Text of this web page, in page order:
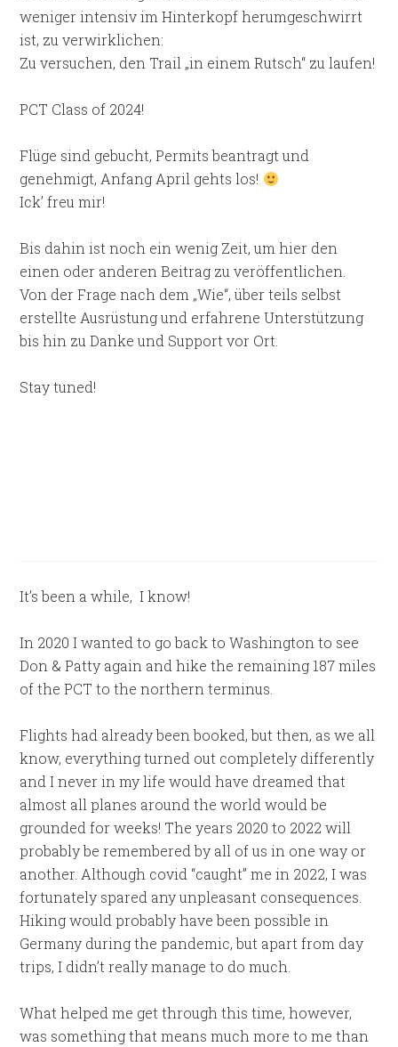
weniger intensiv im Hinterkopf herumgeschwirrt
ist, zu verwirklichen:
Zu versuchen, den Trail „in einem Rutsch“ zu laufen!
PCT Class of 2024!
Flüge sind gebucht, Permits beantragt und
genehmigt, Anfang April gehts los!
Ick’ freu mir!
Bis dahin ist noch ein wenig Zeit, um hier den
einen oder anderen Beitrag zu veröffentlichen.
Von der Frage nach dem „Wie“, über teils selbst
erstellte Ausrüstung und erfahrene Unterstützung
bis hin zu Danke und Support vor Ort.
Stay tuned!
It’s been a while, I know!
In 2020 I wanted to go back to Washington to see
Don & Patty again and hike the remaining 187 miles
of the PCT to the northern terminus.
Flights had already been booked, but then, as we all
know, everything turned out completely differently
and I never in my life would have dreamed that
almost all planes around the world would be
grounded for weeks! The years 2020 to 2022 will
probably be remembered by all of us in one way or
another. Although covid “caught” me in 2022, I was
fortunately spared any unpleasant consequences.
Hiking would probably have been possible in
Germany during the pandemic, but apart from day
trips, I didn’t really manage to do much.
What helped me get through this time, however,
was something that means much more to me than